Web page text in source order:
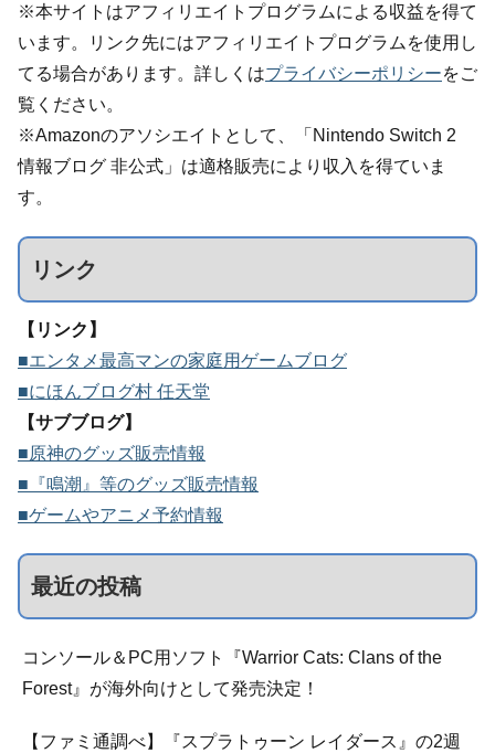
※本サイトはアフィリエイトプログラムによる収益を得て
います。リンク先にはアフィリエイトプログラムを使用し
てる場合があります。詳しくはプライバシーポリシーをご
覧ください。
※Amazonのアソシエイトとして、「Nintendo Switch 2
情報ブログ 非公式」は適格販売により収入を得ていま
す。
リンク
【リンク】
■エンタメ最高マンの家庭用ゲームブログ
■にほんブログ村 任天堂
【サブブログ】
■原神のグッズ販売情報
■『鳴潮』等のグッズ販売情報
■ゲームやアニメ予約情報
最近の投稿
コンソール＆PC用ソフト『Warrior Cats: Clans of the
Forest』が海外向けとして発売決定！
【ファミ通調べ】『スプラトゥーン レイダース』の2週